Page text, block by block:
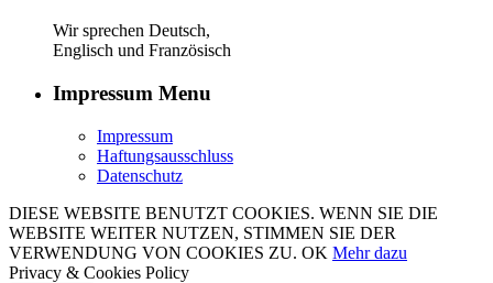
Wir sprechen Deutsch,
Englisch und Französisch
Impressum Menu
Impressum
Haftungsausschluss
Datenschutz
DIESE WEBSITE BENUTZT COOKIES. WENN SIE DIE
WEBSITE WEITER NUTZEN, STIMMEN SIE DER
VERWENDUNG VON COOKIES ZU. OK Mehr dazu
Privacy & Cookies Policy